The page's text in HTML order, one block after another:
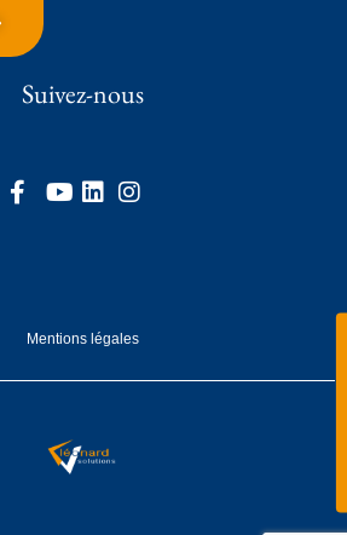
Suivez-nous
Mentions légales